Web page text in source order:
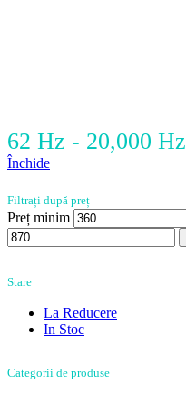
62 Hz - 20,000 Hz
Închide
Filtrați după preț
Preț minim
Stare
La Reducere
In Stoc
Categorii de produse